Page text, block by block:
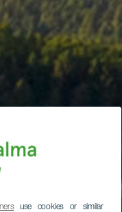
use cookies or similar